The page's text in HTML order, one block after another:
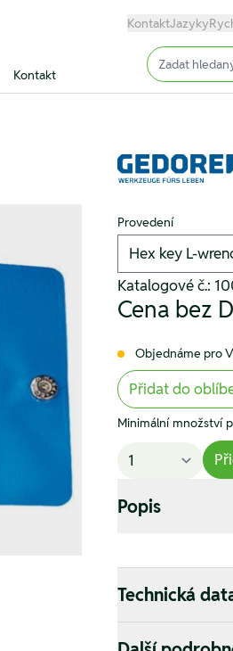
KontaktJazyky
Kontakt
Input (text)
Provedení
Katalogové č.:
Cena bez
Objednáme pro
Přidat do
Minimální množství
Popis
Technická